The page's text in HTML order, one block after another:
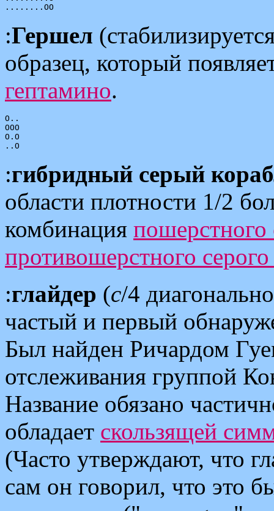
:Гершел
образец, который
гептамино.
O..
OOO
O.O
:гибридный серый
области плотности 1/2
комбинация пошерстного
противошерстного
:глайдер (c/4
частый и первый
Был найден Ричардом
отслеживания группой
Название обязано
обладает скользящей
(Часто утверждают, что
сам он говорил, что это